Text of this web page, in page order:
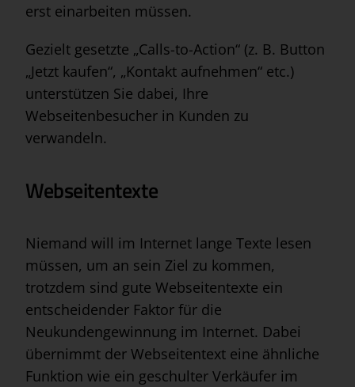
erst einarbeiten müssen.
Gezielt gesetzte „Calls-to-Action“ (z. B. Button
„Jetzt kaufen“, „Kontakt aufnehmen“ etc.)
unterstützen Sie dabei, Ihre
Webseitenbesucher in Kunden zu
verwandeln.
Webseitentexte
Niemand will im Internet lange Texte lesen
müssen, um an sein Ziel zu kommen,
trotzdem sind gute Webseitentexte ein
entscheidender Faktor für die
Neukundengewinnung im Internet. Dabei
übernimmt der Webseitentext eine ähnliche
Funktion wie ein geschulter Verkäufer im